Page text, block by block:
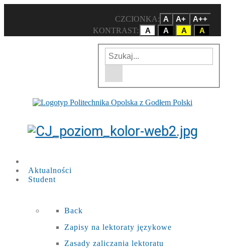
CZCIONKA: A A+
A++
KONTRAST:
A A A A
Wyszukiwarka w witrynie
Wpisz szukaną frazę
Aktualności
Student
Back
Zapisy na lektoraty językowe
Zasady zaliczania lektoratu